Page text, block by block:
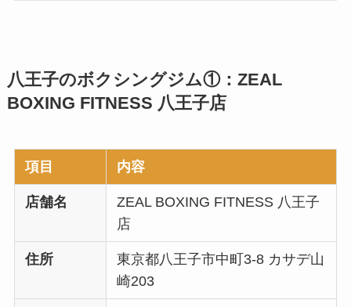
八王子のボクシングジム①：ZEAL
BOXING FITNESS 八王子店
項目 内容
店舗名
ZEAL BOXING FITNESS 八王子
店
住所
東京都八王子市中町3-8 カサデ山
崎203